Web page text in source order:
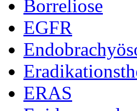
Borreliose
EGFR
ERAS